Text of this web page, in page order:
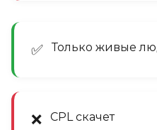
✅ Только живые
❌ CPL скачет